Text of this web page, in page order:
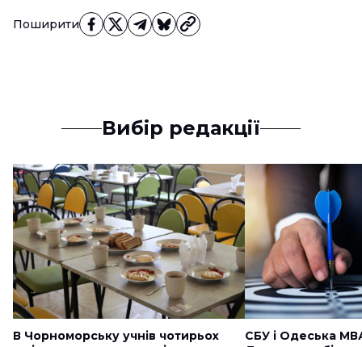
Поширити
Вибір редакції
В Чорноморську учнів чотирьох
СБУ і Одеська